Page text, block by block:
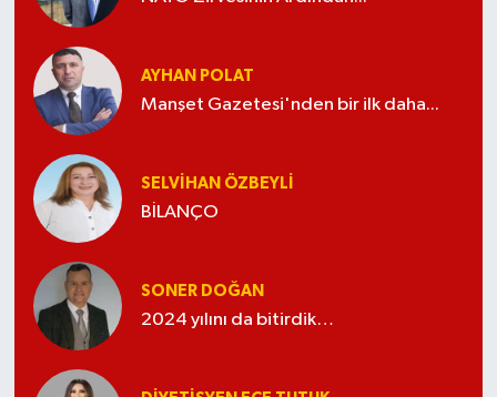
AYHAN POLAT
Manşet Gazetesi'nden bir ilk daha...
SELVIHAN ÖZBEYLI
BİLANÇO
SONER DOĞAN
2024 yılını da bitirdik…